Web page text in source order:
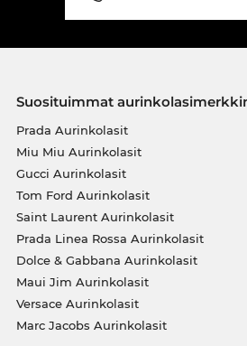
Suosituimmat
Prada Aurinkolasit
Miu Miu Aurinkolasit
Gucci Aurinkolasit
Tom Ford Aurinkolasit
Saint Laurent Aurinkolasit
Prada Linea Rossa Aurinkolasit
Dolce & Gabbana Aurinkolasit
Maui Jim Aurinkolasit
Versace Aurinkolasit
Marc Jacobs Aurinkolasit